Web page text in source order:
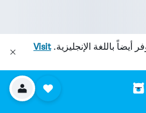
أيضاً باللغة الإنجليزية.Visit